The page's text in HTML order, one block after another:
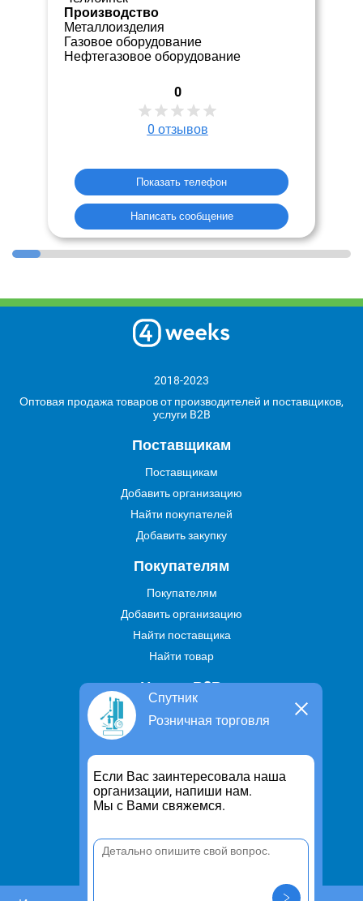
Производство
Металлоизделия
Газовое оборудование
Нефтегазовое оборудование
0
0 отзывов
Показать телефон
Написать сообщение
Спутник
Розничная торговля
Если Вас заинтересовала наша
организации, напиши нам.
Мы с Вами свяжемся.
2018-2023
Оптовая продажа товаров от производителей и поставщиков,
услуги B2B
Поставщикам
Поставщикам
Добавить организацию
Найти покупателей
Добавить закупку
Покупателям
Покупателям
Добавить организацию
Найти поставщика
Найти товар
Услуги В2В
Найти услугу
Предложить свою услугу
Дропшиппинг
Транспортные услуги
Информация
Политика конфиденциальности